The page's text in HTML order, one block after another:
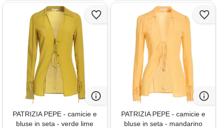
PATRIZIA PEPE - camicie e
bluse in seta - verde lime
PATRIZIA PEPE - camicie e
bluse in seta - mandarino